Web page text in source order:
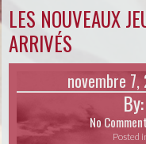
LES NOUVEAUX
ARRIVÉS
novembre
By:
No
Posted